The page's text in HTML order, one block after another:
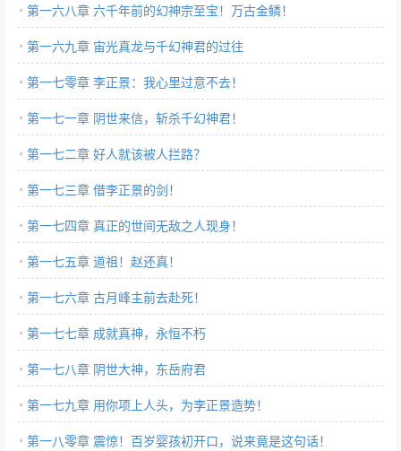
第一六八章 六千年前的幻神宗至宝！万古金鳞！
第一六九章 宙光真龙与千幻神君的过往
第一七零章 李正景：我心里过意不去！
第一七一章 阴世来信，斩杀千幻神君！
第一七二章 好人就该被人拦路？
第一七三章 借李正景的剑！
第一七四章 真正的世间无敌之人现身！
第一七五章 道祖！赵还真！
第一七六章 古月峰主前去赴死！
第一七七章 成就真神，永恒不朽
第一七八章 阴世大神，东岳府君
第一七九章 用你项上人头，为李正景造势！
第一八零章 震惊！百岁婴孩初开口，说来竟是这句话！